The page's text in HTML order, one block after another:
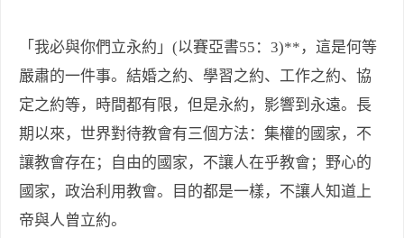
「我必與你們立永約」(以賽亞書55：3)**，這是何等
嚴肅的一件事。結婚之約、學習之約、工作之約、協
定之約等，時間都有限，但是永約，影響到永遠。長
期以來，世界對待教會有三個方法：集權的國家，不
讓教會存在；自由的國家，不讓人在乎教會；野心的
國家，政治利用教會。目的都是一樣，不讓人知道上
帝與人曾立約。